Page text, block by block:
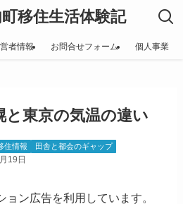
移住生活体験記
者情報 お問合せフォーム 個人事業
と東京の気温の違い
住情報 田舎と都会のギャップ
19日
ン広告を利用しています。